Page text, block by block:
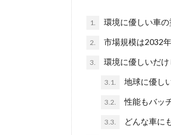
1. 環境に優しい車
2. 市場規模は2032
3. 環境に優しいだ
3.1. 地球に優し
3.2. 性能もバッ
3.3. どんな車に